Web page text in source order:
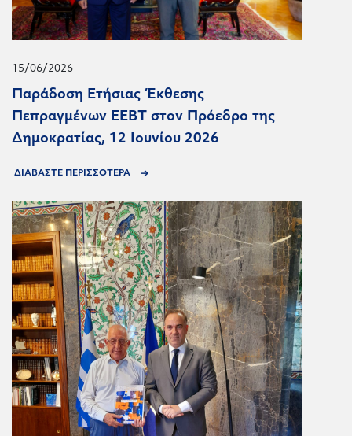
15/06/2026
Παράδοση Ετήσιας Έκθεσης
Πεπραγμένων ΕΕΒΤ στον Πρόεδρο της
Δημοκρατίας, 12 Ιουνίου 2026
ΔΙΑΒΑΣΤΕ ΠΕΡΙΣΣΟΤΕΡΑ